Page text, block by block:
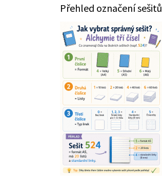
Přehled označení sešitů